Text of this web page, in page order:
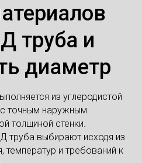
труба и
диаметр
из углеродистой
точным наружным
толщиной стенки.
труба выбирают исходя из
температур и требований к